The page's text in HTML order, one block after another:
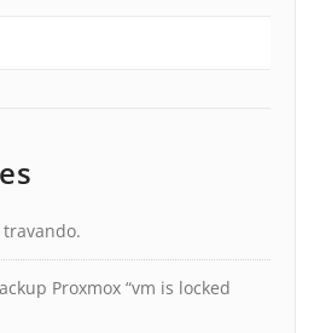
travando.
Proxmox “vm is locked